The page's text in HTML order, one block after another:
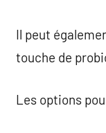
Il peut
touche de
Les options